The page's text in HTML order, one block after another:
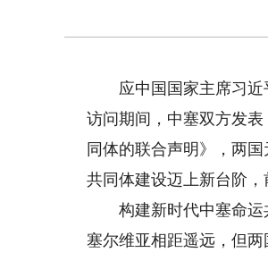
应中国国家主席习近平
访问期间，中塞双方发
同体的联合声明》，两
共同体建设迈上新台阶，
构建新时代中塞命运
塞尔维亚相距遥远，但